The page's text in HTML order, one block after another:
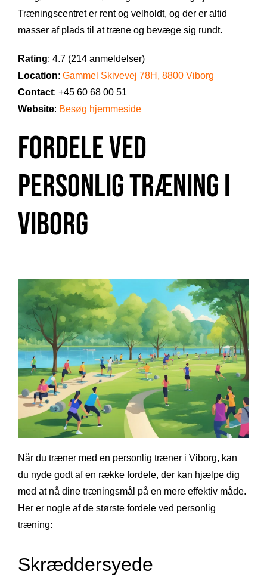
Træningscentret er rent og velholdt, og der er altid
masser af plads til at træne og bevæge sig rundt.
Rating: 4.7 (214 anmeldelser)
Location: Gammel Skivevej 78H, 8800 Viborg
Contact: +45 60 68 00 51
Website: Besøg hjemmeside
Fordele ved
Personlig Træning i
Viborg
Når du træner med en personlig træner i Viborg, kan
du nyde godt af en række fordele, der kan hjælpe dig
med at nå dine træningsmål på en mere effektiv måde.
Her er nogle af de største fordele ved personlig
træning:
Skræddersyede